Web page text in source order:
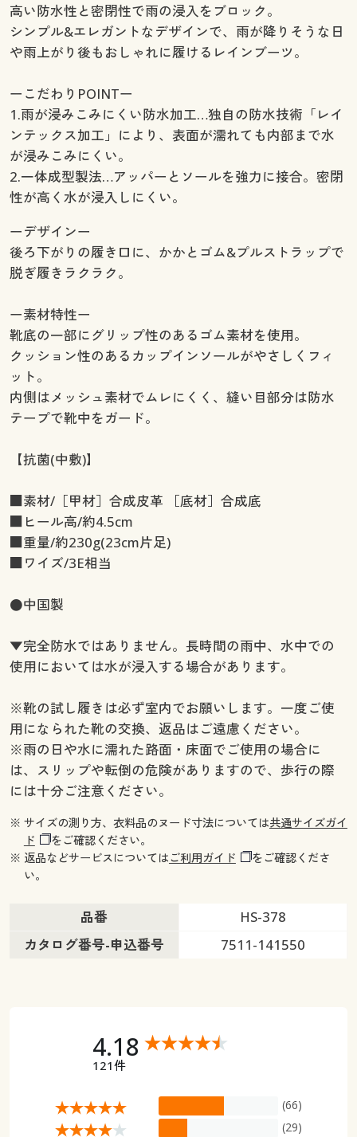
高い防水性と密閉性で雨の浸入をブロック。
シンプル&エレガントなデザインで、雨が降りそうな日
や雨上がり後もおしゃれに履けるレインブーツ。
ーこだわりPOINTー
1.雨が浸みこみにくい防水加工…独自の防水技術「レイ
ンテックス加工」により、表面が濡れても内部まで水
が浸みこみにくい。
2.一体成型製法…アッパーとソールを強力に接合。密閉
性が高く水が浸入しにくい。
ーデザインー
後ろ下がりの履き口に、かかとゴム&プルストラップで
脱ぎ履きラクラク。
ー素材特性ー
靴底の一部にグリップ性のあるゴム素材を使用。
クッション性のあるカップインソールがやさしくフィ
ット。
内側はメッシュ素材でムレにくく、縫い目部分は防水
テープで靴中をガード。
【抗菌(中敷)】
■素材/［甲材］合成皮革 ［底材］合成底
■ヒール高/約4.5cm
■重量/約230g(23cm片足)
■ワイズ/3E相当
●中国製
▼完全防水ではありません。長時間の雨中、水中での
使用においては水が浸入する場合があります。
※靴の試し履きは必ず室内でお願いします。一度ご使
用になられた靴の交換、返品はご遠慮ください。
※雨の日や水に濡れた路面・床面でご使用の場合に
は、スリップや転倒の危険がありますので、歩行の際
には十分ご注意ください。
※ サイズの測り方、衣料品のヌード寸法については共通サイズガイ
ド
をご確認ください。
※ 返品などサービスについてはご利用ガイド
をご確認くださ
い。
品番
HS-378
カタログ番号-申込番号
7511-141550
4.18
121件
(66)
(29)